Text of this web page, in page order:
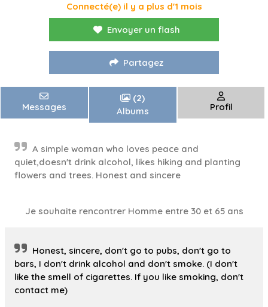
Connecté(e) il y a plus d'1 mois
Envoyer un flash
Partagez
Messages
(2)
Albums
Profil
A simple woman who loves peace and
quiet,doesn't drink alcohol, likes hiking and planting
flowers and trees. Honest and sincere
Je souhaite rencontrer Homme entre 30 et 65 ans
Honest, sincere, don't go to pubs, don't go to
bars, I don't drink alcohol and don't smoke. (I don't
like the smell of cigarettes. If you like smoking, don't
contact me)